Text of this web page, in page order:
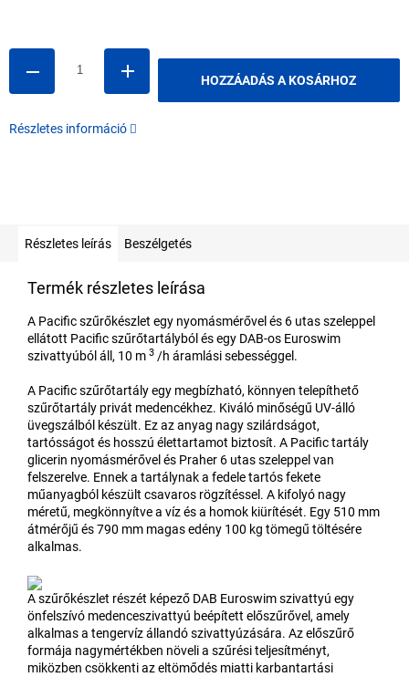
HOZZÁADÁS A KOSÁRHOZ
Részletes információ
Részletes leírás Beszélgetés
Termék részletes leírása
A Pacific szűrőkészlet egy nyomásmérővel és 6 utas szeleppel
ellátott Pacific szűrőtartályból és egy DAB-os Euroswim
szivattyúból áll, 10 m 3 /h áramlási sebességgel.
A Pacific szűrőtartály egy megbízható, könnyen telepíthető
szűrőtartály privát medencékhez. Kiváló minőségű UV-álló
üvegszálból készült. Ez az anyag nagy szilárdságot,
tartósságot és hosszú élettartamot biztosít. A Pacific tartály
glicerin nyomásmérővel és Praher 6 utas szeleppel van
felszerelve. Ennek a tartálynak a fedele tartós fekete
műanyagból készült csavaros rögzítéssel. A kifolyó nagy
méretű, megkönnyítve a víz és a homok kiürítését. Egy 510 mm
átmérőjű és 790 mm magas edény 100 kg tömegű töltésére
alkalmas.
A szűrőkészlet részét képező DAB Euroswim szivattyú egy
önfelszívó medenceszivattyú beépített előszűrővel, amely
alkalmas a tengervíz állandó szivattyúzására. Az előszűrő
formája nagymértékben növeli a szűrési teljesítményt,
miközben csökkenti az eltömődés miatti karbantartási